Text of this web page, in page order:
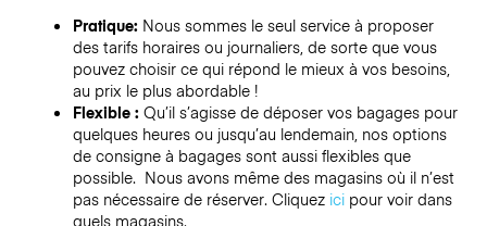
Pratique: Nous sommes le seul service à proposer
des tarifs horaires ou journaliers, de sorte que vous
pouvez choisir ce qui répond le mieux à vos besoins,
au prix le plus abordable !
Flexible : Qu’il s’agisse de déposer vos bagages pour
quelques heures ou jusqu’au lendemain, nos options
de consigne à bagages sont aussi flexibles que
possible. Nous avons même des magasins où il n’est
pas nécessaire de réserver. Cliquez icipour voir dans
quels magasins.